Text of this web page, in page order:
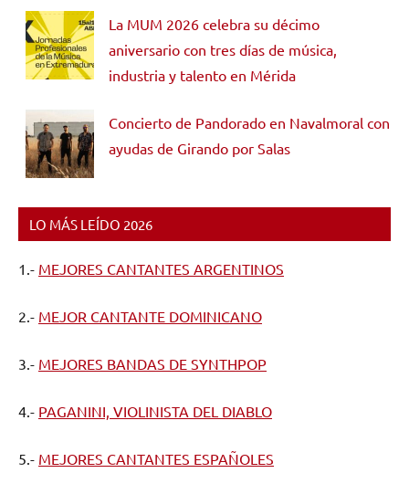
La MUM 2026 celebra su décimo
aniversario con tres días de música,
industria y talento en Mérida
Concierto de Pandorado en Navalmoral con
ayudas de Girando por Salas
LO MÁS LEÍDO 2026
1.- MEJORES CANTANTES ARGENTINOS
2.- MEJOR CANTANTE DOMINICANO
3.- MEJORES BANDAS DE SYNTHPOP
4.- PAGANINI, VIOLINISTA DEL DIABLO
5.- MEJORES CANTANTES ESPAÑOLES